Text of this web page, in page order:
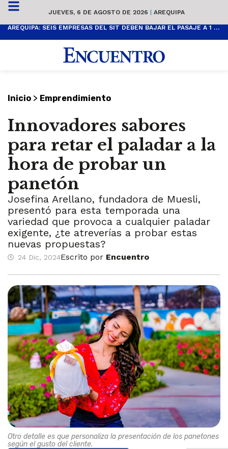
JUEVES, 6 DE AGOSTO DE 2026 | AREQUIPA
AREQUIPA: SEIS EMPRESAS DEL SIT DEBEN BAJAR EL PASAJE A 1 SOL
Inicio > Emprendimiento
Innovadores sabores
para retar el paladar a la
hora de probar un
panetón
Josefina Arellano, fundadora de Muesli,
presentó para esta temporada una
variedad que provoca a cualquier paladar
exigente, ¿te atreverías a probar estas
nuevas propuestas?
24 Dic, 2024Escrito por Encuentro
Otro detalle es que personaliza la presentación de los panetones
según el gusto del cliente.